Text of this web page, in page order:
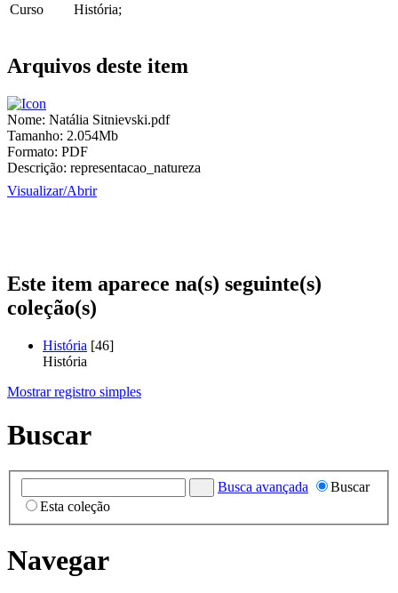
Curso
História;
Arquivos deste item
Nome: Natália Sitnievski.pdf
Tamanho: 2.054Mb
Formato: PDF
Descrição: representacao_natureza
Visualizar/Abrir
Este item aparece na(s) seguinte(s)
coleção(s)
História [46]
História
Mostrar registro simples
Buscar
Busca avançada
Buscar
Esta coleção
Navegar